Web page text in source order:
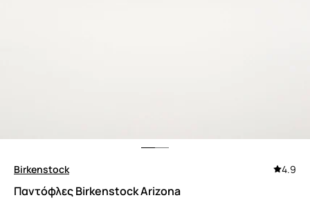
Birkenstock 4.9
Παντόφλες Birkenstock Arizona